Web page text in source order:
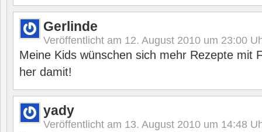
Gerlinde
Veröffentlicht am 12. August 2010 um 23:00
Meine Kids wünschen sich mehr Rezepte mit
her damit!
yady
Veröffentlicht am 13. August 2010 um 14:48